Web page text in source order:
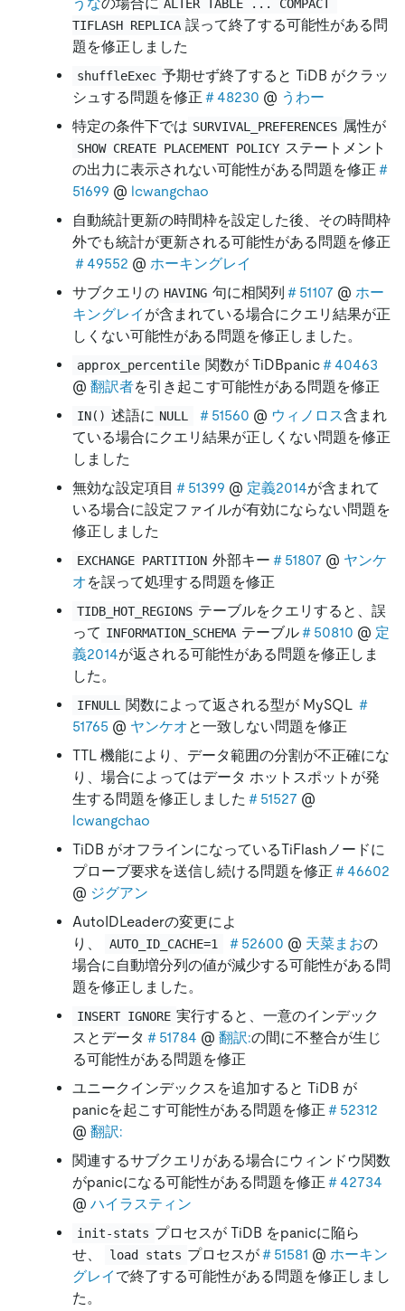
ALTER TABLE ... COMPACT
TIFLASH REPLICA 誤って終了する可能性がある問
題を修正しました
shuffleExec 予期せず終了すると TiDB がクラッ
シュする問題を修正 ＃48230 @ うわー
特定の条件下では SURVIVAL_PREFERENCES 属性が
SHOW CREATE PLACEMENT POLICY ステートメント
の出力に表示されない可能性がある問題を修正 ＃
51699 @ lcwangchao
自動統計更新の時間枠を設定した後、その時間枠
外でも統計が更新される可能性がある問題を修正
＃49552 @ ホーキングレイ
サブクエリの HAVING 句に相関列 ＃51107 @ ホー
キングレイ が含まれている場合にクエリ結果が正
しくない可能性がある問題を修正しました。
approx_percentile 関数が TiDBpanic＃40463
@ 翻訳者を引き起こす可能性がある問題を修正
IN() 述語に NULL ＃51560 @ ウィノロス含まれ
ている場合にクエリ結果が正しくない問題を修正
しました
無効な設定項目 ＃51399 @ 定義2014が含まれて
いる場合に設定ファイルが有効にならない問題を
修正しました
EXCHANGE PARTITION 外部キー ＃51807 @ ヤンケ
オを誤って処理する問題を修正
TIDB_HOT_REGIONS テーブルをクエリすると、誤
って INFORMATION_SCHEMA テーブル＃50810 @ 定
義2014が返される可能性がある問題を修正しま
した。
IFNULL 関数によって返される型が MySQL ＃
51765 @ ヤンケオと一致しない問題を修正
TTL 機能により、データ範囲の分割が不正確にな
り、場合によってはデータ ホットスポットが発
生する問題を修正しました ＃51527 @
lcwangchao
TiDB がオフラインになっているTiFlashノードに
プローブ要求を送信し続ける問題を修正 ＃46602
@ ジグアン
AutoIDLeaderの変更によ
り、
AUTO_ID_CACHE=1 ＃52600 @ 天菜まおの
場合に自動増分列の値が減少する可能性がある問
題を修正しました。
INSERT IGNORE 実行すると、一意のインデック
スとデータ ＃51784 @ 翻訳:の間に不整合が生じ
る可能性がある問題を修正
ユニークインデックスを追加すると TiDB が
panicを起こす可能性がある問題を修正 ＃52312
@ 翻訳:
関連するサブクエリがある場合にウィンドウ関数
がpanicになる可能性がある問題を修正 ＃42734
@ ハイラスティン
init-stats プロセスが TiDB をpanicに陥ら
せ、
load stats プロセスが＃51581 @ ホーキン
グレイ で終了する可能性がある問題を修正しまし
た。